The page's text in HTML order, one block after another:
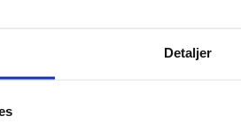
Detaljer